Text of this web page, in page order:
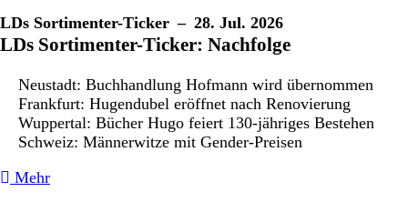
LDs Sortimenter-Ticker – 28. Jul. 2026
LDs Sortimenter-Ticker: Nachfolge
Neustadt: Buchhandlung Hofmann wird übernommen
Frankfurt: Hugendubel eröffnet nach Renovierung
Wuppertal: Bücher Hugo feiert 130-jähriges Bestehen
Schweiz: Männerwitze mit Gender-Preisen
Mehr